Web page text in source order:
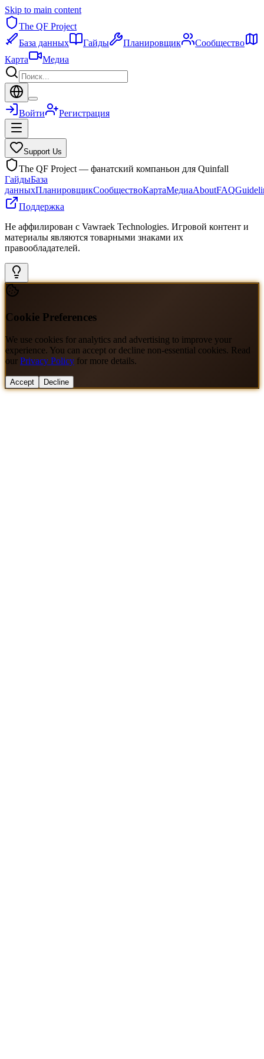
Skip to main content
The QF Project
База данных
Гайды Планировщик
Сообщество
Карта
Медиа
Войти Регистрация
Support Us
The QF Project — фанатский компаньон для Quinfall
ГайдыБаза
данныхПланировщикСообществоКартаМедиаAboutFAQ
Поддержка
Не аффилирован с Vawraek Technologies. Игровой контент и
материалы являются товарными знаками их
правообладателей.
Cookie Preferences
We use cookies for analytics and advertising to improve your
experience. You can accept or decline non-essential cookies. Read
our Privacy Policy for more details.
Accept Decline